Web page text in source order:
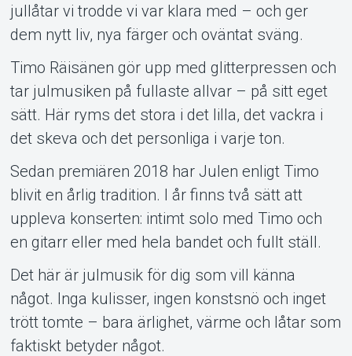
Om Tickster
jul­låtar vi trodde vi var klara med – och ger
dem nytt liv, nya färger och oväntat sväng.
Timo Räisänen gör upp med glitter­pressen och
tar jul­musiken på fullaste allvar – på sitt eget
sätt. Här ryms det stora i det lilla, det vackra i
det skeva och det personliga i varje ton.
Sedan premiären 2018 har Julen enligt Timo
blivit en årlig tradition. I år finns två sätt att
uppleva konserten: intimt solo med Timo och
en gitarr eller med hela bandet och fullt ställ.
Det här är julmusik för dig som vill känna
något. Inga kulisser, ingen konstsnö och inget
trött tomte – bara ärlighet, värme och låtar som
faktiskt betyder något.